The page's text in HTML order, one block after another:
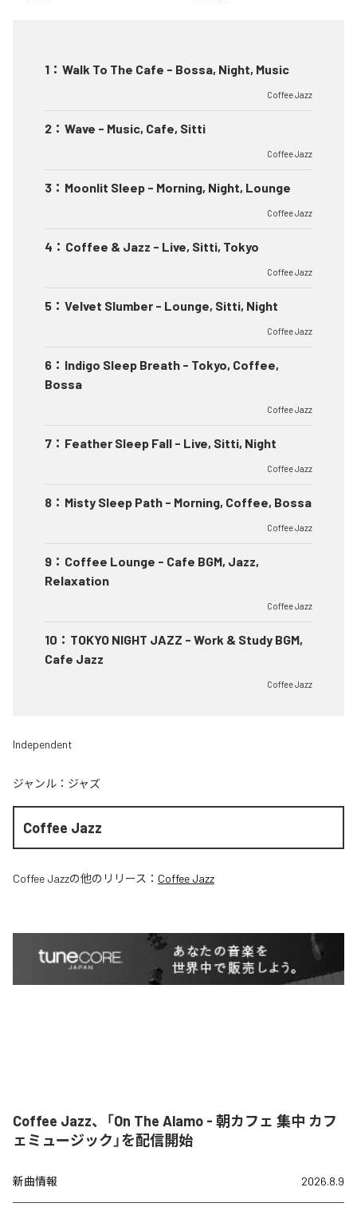
1 ： Walk To The Cafe - Bossa, Night, Music
Coffee Jazz
2 ： Wave - Music, Cafe, Sitti
Coffee Jazz
3 ： Moonlit Sleep - Morning, Night, Lounge
Coffee Jazz
4 ： Coffee & Jazz - Live, Sitti, Tokyo
Coffee Jazz
5 ： Velvet Slumber - Lounge, Sitti, Night
Coffee Jazz
6 ： Indigo Sleep Breath - Tokyo, Coffee,
Bossa
Coffee Jazz
7 ： Feather Sleep Fall - Live, Sitti, Night
Coffee Jazz
8 ： Misty Sleep Path - Morning, Coffee, Bossa
Coffee Jazz
9 ： Coffee Lounge - Cafe BGM, Jazz,
Relaxation
Coffee Jazz
10 ： TOKYO NIGHT JAZZ - Work & Study BGM,
Cafe Jazz
Coffee Jazz
Independent
ジャンル： ジャズ
Coffee Jazz
Coffee Jazzの他のリリース： Coffee Jazz
Coffee Jazz、「On The Alamo - 朝カフェ 集中 カフ
ェミュージック」を配信開始
新曲情報 2026.8.9